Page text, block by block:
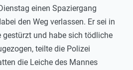
einen Spaziergang
den Weg verlassen. Er sei in
gestürzt und habe sich tödliche
teilte die Polizei
die Leiche des Mannes